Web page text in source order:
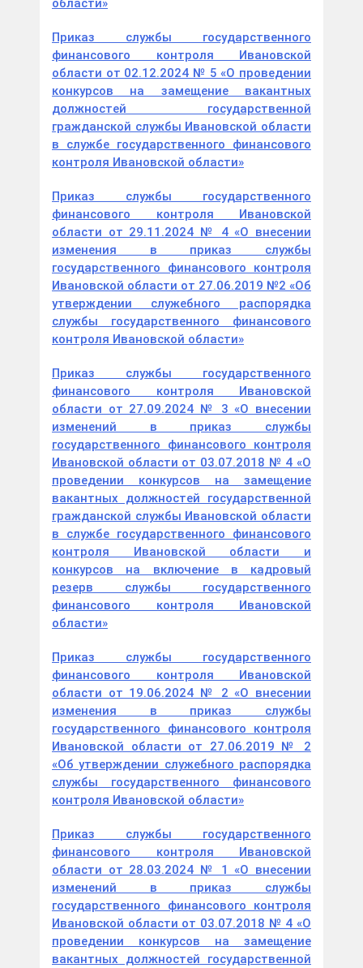
области»
Приказ службы государственного
финансового контроля Ивановской
области от 02.12.2024 № 5 «О проведении
конкурсов на замещение вакантных
должностей государственной
гражданской службы Ивановской области
в службе государственного финансового
контроля Ивановской области»
Приказ службы государственного
финансового контроля Ивановской
области от 29.11.2024 № 4 «О внесении
изменения в приказ службы
государственного финансового контроля
Ивановской области от 27.06.2019 №2 «Об
утверждении служебного распорядка
службы государственного финансового
контроля Ивановской области»
Приказ службы государственного
финансового контроля Ивановской
области от 27.09.2024 № 3 «О внесении
изменений в приказ службы
государственного финансового контроля
Ивановской области от 03.07.2018 № 4 «О
проведении конкурсов на замещение
вакантных должностей государственной
гражданской службы Ивановской области
в службе государственного финансового
контроля Ивановской области и
конкурсов на включение в кадровый
резерв службы государственного
финансового контроля Ивановской
области»
Приказ службы государственного
финансового контроля Ивановской
области от 19.06.2024 № 2 «О внесении
изменения в приказ службы
государственного финансового контроля
Ивановской области от 27.06.2019 № 2
«Об утверждении служебного распорядка
службы государственного финансового
контроля Ивановской области»
Приказ службы государственного
финансового контроля Ивановской
области от 28.03.2024 № 1 «О внесении
изменений в приказ службы
государственного финансового контроля
Ивановской области от 03.07.2018 № 4 «О
проведении конкурсов на замещение
вакантных должностей государственной